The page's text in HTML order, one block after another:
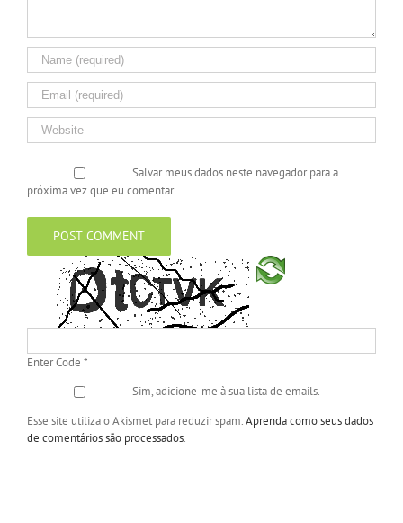
Salvar meus dados neste navegador para a
próxima vez que eu comentar.
Enter Code *
Sim, adicione-me à sua lista de emails.
Esse site utiliza o Akismet para reduzir spam.Aprenda como seus dados
de comentários são processados.